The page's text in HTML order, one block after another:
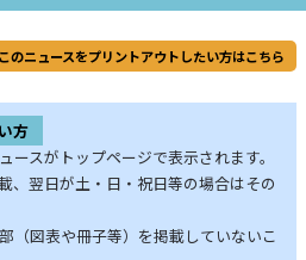
このニュースをプリントアウトしたい方はこちら
方
スがトップページで表示されます。
、翌日が土・日・祝日等の場合はその
（図表や冊子等）を掲載していないこ